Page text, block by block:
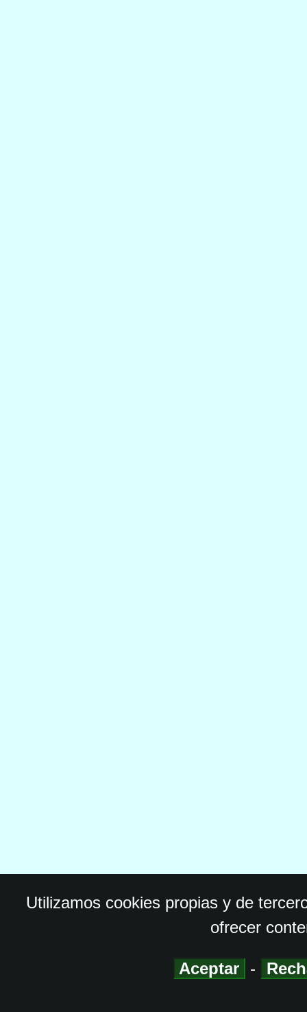
Utilizamos cookies propias y de
ofrecer
Aceptar -